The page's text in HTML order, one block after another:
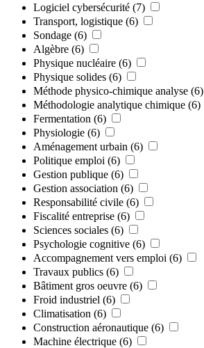
Logiciel cybersécurité (7)
Transport, logistique (6)
Sondage (6)
Algèbre (6)
Physique nucléaire (6)
Physique solides (6)
Méthode physico-chimique analyse (6)
Méthodologie analytique chimique (6)
Fermentation (6)
Physiologie (6)
Aménagement urbain (6)
Politique emploi (6)
Gestion publique (6)
Gestion association (6)
Responsabilité civile (6)
Fiscalité entreprise (6)
Sciences sociales (6)
Psychologie cognitive (6)
Accompagnement vers emploi (6)
Travaux publics (6)
Bâtiment gros oeuvre (6)
Froid industriel (6)
Climatisation (6)
Construction aéronautique (6)
Machine électrique (6)